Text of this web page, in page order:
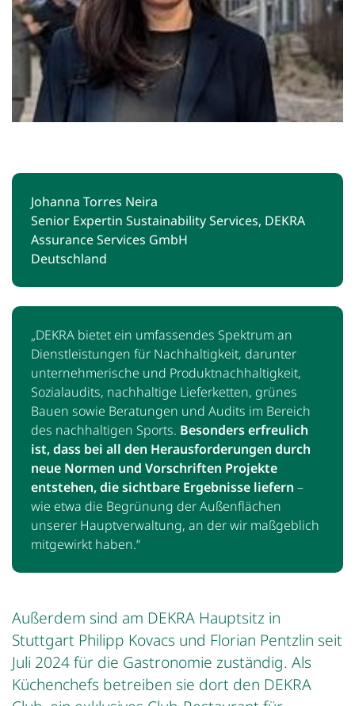
Johanna Torres Neira
Senior Expertin Sustainability Services, DEKRA
Assurance Services GmbH
Deutschland
„DEKRA bietet ein umfassendes Spektrum an
Dienstleistungen für Nachhaltigkeit, darunter
unternehmerische und Produktnachhaltigkeit,
Sozialaudits, nachhaltige Lieferketten, grünes
Bauen sowie Beratungen und Audits im Bereich
des nachhaltigen Sports. Besonders erfreulich
ist, dass bei all den Herausforderungen durch
neue Normen und Vorschriften Projekte
entstehen, die sichtbare Ergebnisse liefern –
wie etwa die Begrünung der Außenflächen
unserer Hauptverwaltung, an der wir maßgeblich
mitgewirkt haben.“
Außerdem sind am DEKRA Hauptsitz in
Stuttgart Philipp Kovacs und Florian Pentzlin seit
Juli 2024 für die Gastronomie zuständig. Als
Küchenchefs betreiben sie dort den DEKRA